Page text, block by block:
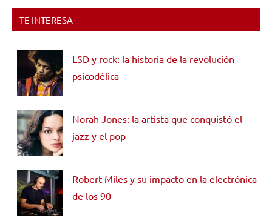
TE INTERESA
LSD y rock: la historia de la revolución
psicodélica
Norah Jones: la artista que conquistó el
jazz y el pop
Robert Miles y su impacto en la electrónica
de los 90